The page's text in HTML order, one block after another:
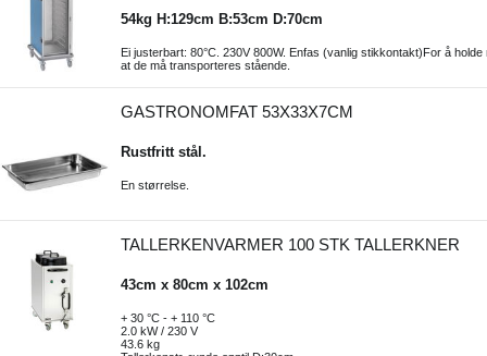
54kg H:129cm B:53cm D:70cm
Ei justerbart: 80°C. 230V 800W. Enfas (vanlig stikkontakt)For å
at de må transporteres stående.
GASTRONOMFAT 53X33X7CM
Rustfritt stål.
En størrelse.
TALLERKENVARMER 100 STK TALLERKNER
43cm x 80cm x 102cm
+ 30 °C - + 110 °C
2.0 kW / 230 V
43.6 kg